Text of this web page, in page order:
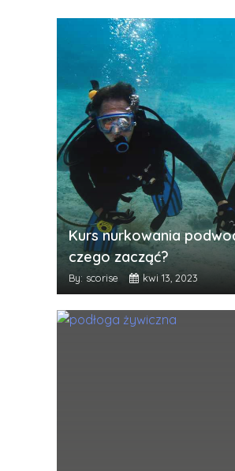
Kurs nurkowania
czego zacząć?
By: scorise kwi 13, 2023